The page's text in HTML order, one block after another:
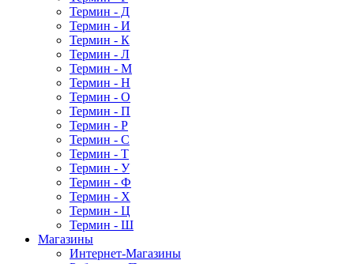
Термин - Д
Термин - И
Термин - К
Термин - Л
Термин - М
Термин - Н
Термин - О
Термин - П
Термин - Р
Термин - С
Термин - Т
Термин - У
Термин - Ф
Термин - Х
Термин - Ц
Термин - Ш
Магазины
Интернет-Магазины